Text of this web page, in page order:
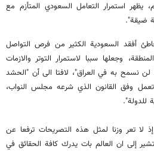
يظهر استمرار التعامل السعودي المتأزم مع
ضيقة".
أفقد السعودية الكثير من فرص التواصل
وجعلها سببا لاستمرار التوتر والازمات
نسمح به في العراق"، لافتا الى أن "الحشد
وفق القانون الذي شرعه مجلس النواب،
للدولة".
إذ لا تعر وزنا لمثل هذه التصريحات ترفعا عن
إلى ان العالم بات يدرك كافة الحقائق في